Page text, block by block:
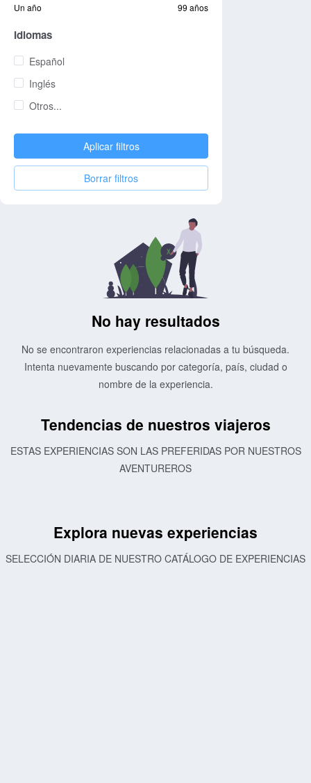
Un año
99 años
Idiomas
Español
Inglés
Otros...
Aplicar filtros
Borrar filtros
No hay resultados
No se encontraron experiencias relacionadas a tu búsqueda.
Intenta nuevamente buscando por categoría, país, ciudad o
nombre de la experiencia.
Tendencias de nuestros viajeros
ESTAS EXPERIENCIAS SON LAS PREFERIDAS POR NUESTROS
AVENTUREROS
Explora nuevas experiencias
SELECCIÓN DIARIA DE NUESTRO CATÁLOGO DE EXPERIENCIAS